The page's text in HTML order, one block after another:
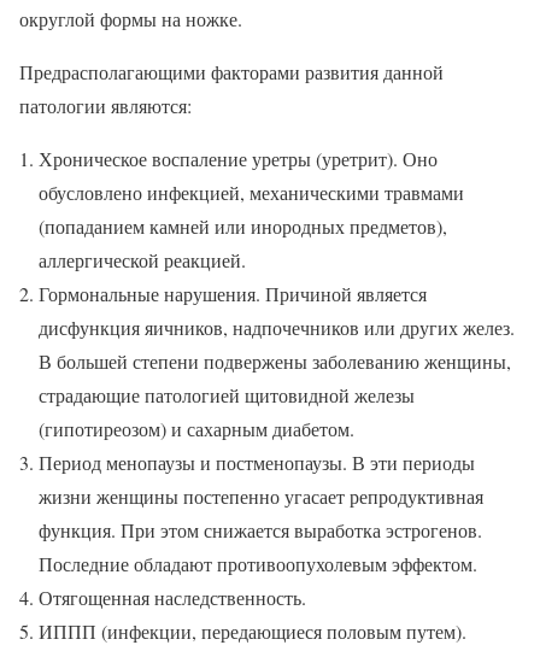
округлой формы на ножке.
Предрасполагающими факторами развития данной
патологии являются:
Хроническое воспаление уретры (уретрит). Оно
обусловлено инфекцией, механическими травмами
(попаданием камней или инородных предметов),
аллергической реакцией.
Гормональные нарушения. Причиной является
дисфункция яичников, надпочечников или других желез.
В большей степени подвержены заболеванию женщины,
страдающие патологией щитовидной железы
(гипотиреозом) и сахарным диабетом.
Период менопаузы и постменопаузы. В эти периоды
жизни женщины постепенно угасает репродуктивная
функция. При этом снижается выработка эстрогенов.
Последние обладают противоопухолевым эффектом.
Отягощенная наследственность.
ИППП (инфекции, передающиеся половым путем).